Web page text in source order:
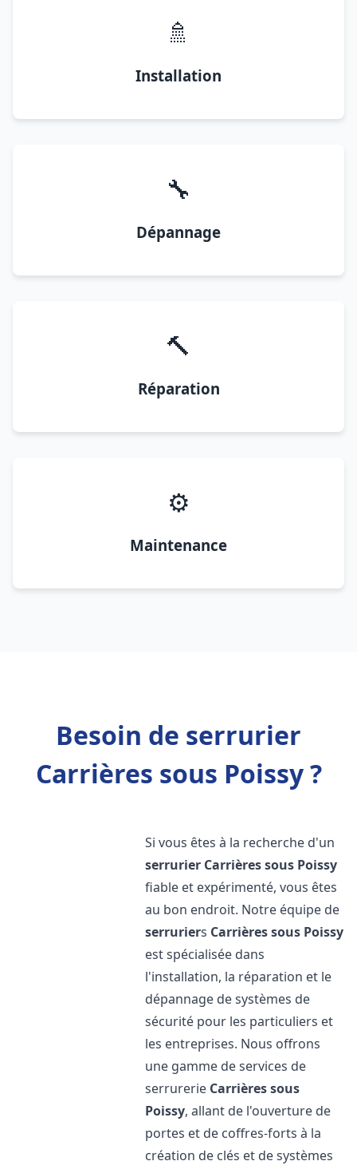
🚿
Installation
🔧
Dépannage
🔨
Réparation
⚙️
Maintenance
Besoin de serrurier
Carrières sous Poissy ?
Si vous êtes à la recherche d'un
serrurier Carrières sous Poissy
fiable et expérimenté, vous êtes
au bon endroit. Notre équipe de
serruriers Carrières sous Poissy
est spécialisée dans
l'installation, la réparation et le
dépannage de systèmes de
sécurité pour les particuliers et
les entreprises. Nous offrons
une gamme de services de
serrurerie Carrières sous
Poissy, allant de l'ouverture de
portes et de coffres-forts à la
création de clés et de systèmes